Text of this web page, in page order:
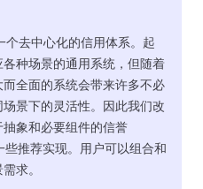
个去中心化的信用体系。起
种场景的通用系统，但随着
全面的系统会带来许多不必
景下的灵活性。因此我们改
象和必要组件的信誉
推荐实现。用户可以组合和
求。